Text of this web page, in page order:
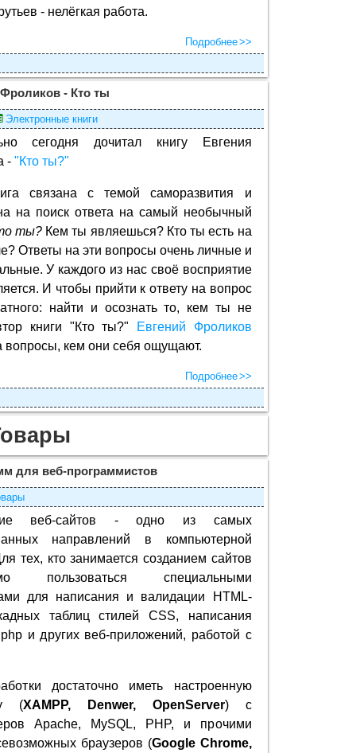
- нелёгкая работа.
Подробнее
- Кто ты
Электронные книги
сегодня дочитал книгу Евгения
- "Кто ты?"
связана с темой саморазвития и
на поиск ответа на самый необычный
ты?Кем ты являешься? Кто ты есть на
Ответы на эти вопросы очень личные и
У каждого из нас своё восприятие
И чтобы прийти к ответу на вопрос
найти и осознать то, кем ты не
книги "Кто ты?"
Евгений Фроликов
вопросы, кем они себя ощущают.
Подробнее
для веб-программистов
веб-сайтов - одно из самых
направлений в компьютерной
тех, кто занимается созданием сайтов
пользоваться специальными
для написания и валидации HTML-
таблиц стилей CSS, написания
и других веб-приложений, работой с
достаточно иметь настроенную
(XAMPP, Denwer, OpenServer) с
Apache, MySQL, PHP, и прочими
браузеров (Google Chrome,